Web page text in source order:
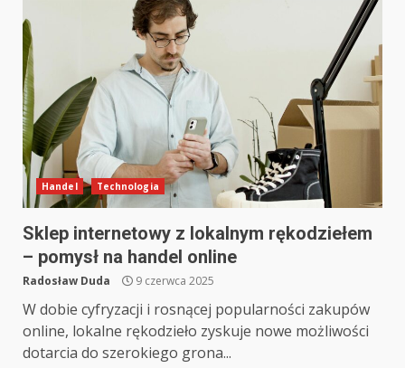
Handel Technologia
Sklep internetowy z lokalnym rękodziełem
– pomysł na handel online
Radosław Duda 9 czerwca 2025
W dobie cyfryzacji i rosnącej popularności zakupów
online, lokalne rękodzieło zyskuje nowe możliwości
dotarcia do szerokiego grona...